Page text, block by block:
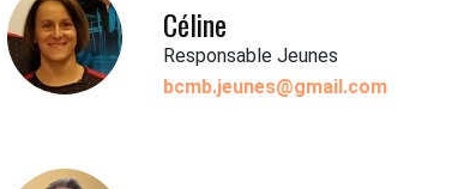
Céline
Responsable Jeunes
bcmb.jeunes@gmail.com